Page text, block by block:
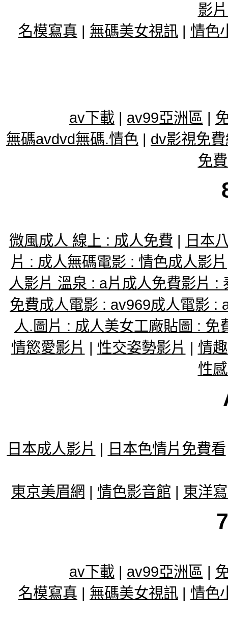
影
名模寫真 | 無碼美女視訊 | 情色
av下載 | av99亞洲區 |
無碼avdvd無碼.情色 | dv影視免
免
微風成人 線上 : 成人免費 | 日本
片 : 成人無碼電影 : 情色成人影片
人影片 溫泉 : a片成人免費影片 :
免費成人電影 : av969成人電影 :
人.圖片 : 成人美女工廠貼圖 :
情慾愛影片 | 性交姿勢影片 | 情
性
日本成人影片 | 日本色情片免費看
東京美眉網 | 情色影音館 | 東洋
av下載 | av99亞洲區 |
名模寫真 | 無碼美女視訊 | 情色